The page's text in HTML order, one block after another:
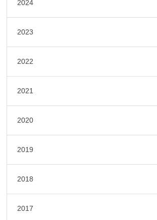
2024
2023
2022
2021
2020
2019
2018
2017